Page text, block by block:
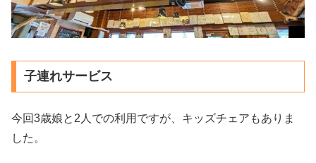
子連れサービス
今回3歳娘と2人での利用ですが、キッズチェアもありま
した。